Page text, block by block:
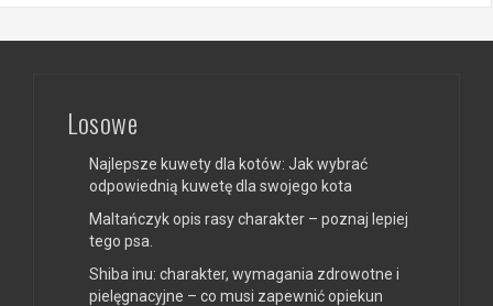
Losowe
Najlepsze kuwety dla kotów: Jak wybrać
odpowiednią kuwetę dla swojego kota
Maltańczyk opis rasy charakter – poznaj lepiej
tego psa.
Shiba inu: charakter, wymagania zdrowotne i
pielęgnacyjne – co musi zapewnić opiekun